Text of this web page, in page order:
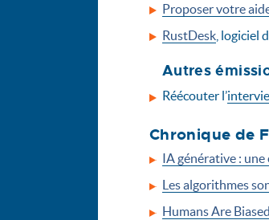
Proposer votre
RustDesk, logiciel
Autres
Réécouter l’
Chronique de
IA générative : une
Les algorithmes
Humans Are